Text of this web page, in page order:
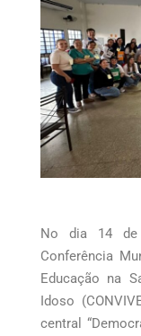
No dia 14 de
Conferência
Educação na
Idoso
central